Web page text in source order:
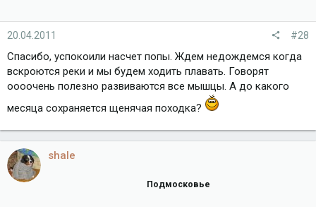
20.04.2011 #28
Спасибо, успокоили насчет попы. Ждем недождемся когда
вскроются реки и мы будем ходить плавать. Говорят
оооочень полезно развиваются все мышцы. А до какого
месяца сохраняется щенячая походка?
shale
Подмосковье